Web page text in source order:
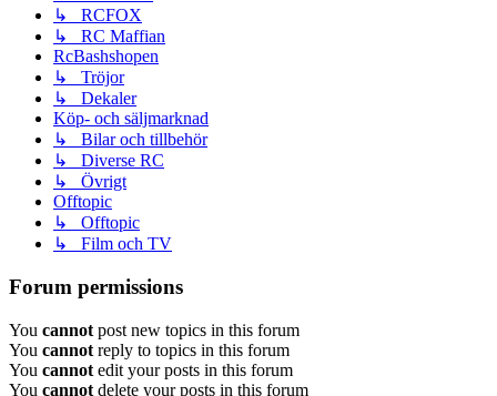
↳ RCFOX
↳ RC Maffian
RcBashshopen
↳ Tröjor
↳ Dekaler
Köp- och säljmarknad
↳ Bilar och tillbehör
↳ Diverse RC
↳ Övrigt
Offtopic
↳ Offtopic
↳ Film och TV
Forum permissions
You cannot post new topics in this forum
You cannot reply to topics in this forum
You cannot edit your posts in this forum
You cannot delete your posts in this forum